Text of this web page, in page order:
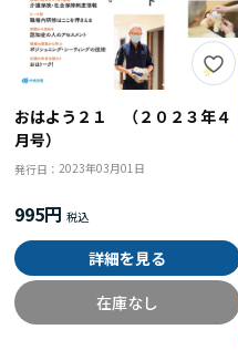
おはよう２１ （２０２３年４
月号）
発行日：2023年03月01日
995円
詳細を見る
在庫なし